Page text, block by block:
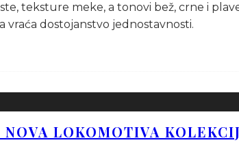
teksture meke, a tonovi bež, crne i
dostojanstvo jednostavnosti.
LOKOMOTIVA